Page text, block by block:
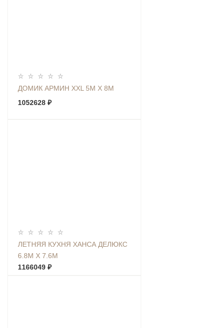
ДОМИК АРМИН XXL 5М Х 8М
1052628 ₽
ЛЕТНЯЯ КУХНЯ ХАНСА ДЕЛЮКС
6.8М Х 7.6М
1166049 ₽